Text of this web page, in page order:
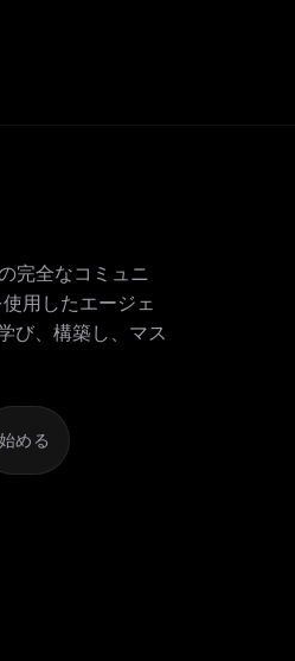
完全なコミュニ
用したエージェ
び、構築し、マス
始める